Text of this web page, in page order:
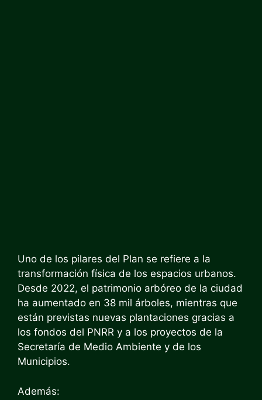
Uno de los pilares del Plan se refiere a la
transformación física de los espacios urbanos.
Desde 2022, el patrimonio arbóreo de la ciudad
ha aumentado en 38 mil árboles, mientras que
están previstas nuevas plantaciones gracias a
los fondos del PNRR y a los proyectos de la
Secretaría de Medio Ambiente y de los
Municipios.
Además: